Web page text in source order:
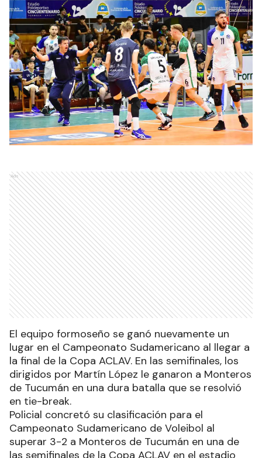
Ads
El equipo formoseño se ganó nuevamente un
lugar en el Campeonato Sudamericano al llegar a
la final de la Copa ACLAV. En las semifinales, los
dirigidos por Martín López le ganaron a Monteros
de Tucumán en una dura batalla que se resolvió
en tie-break.
Policial concretó su clasificación para el
Campeonato Sudamericano de Voleibol al
superar 3-2 a Monteros de Tucumán en una de